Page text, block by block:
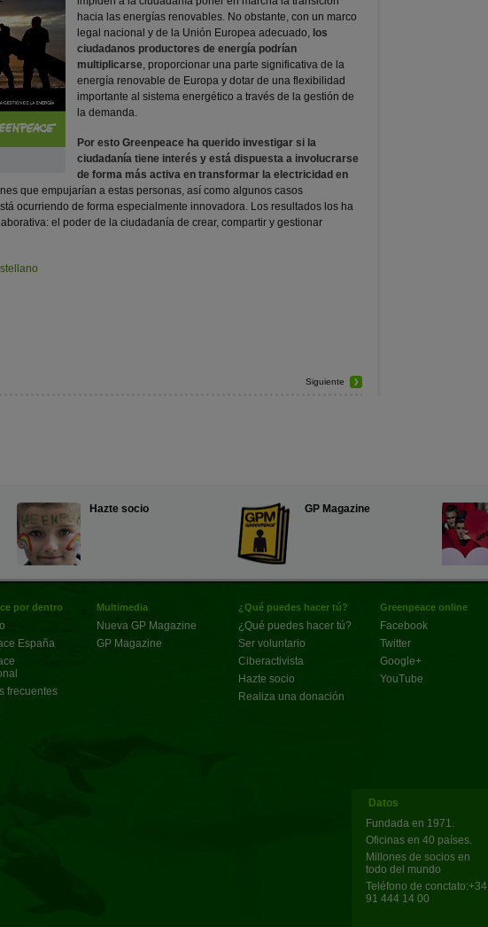
hacia las energías renovables. No obstante, con un marco
legal nacional y de la Unión Europea adecuado, los
ciudadanos productores de energía podrían
multiplicarse, proporcionar una parte significativa de la
energía renovable de Europa y dotar de una flexibilidad
importante al sistema energético a través de la gestión de
la demanda.
Por esto Greenpeace ha querido investigar si la
ciudadanía tiene interés y está dispuesta a involucrarse
de forma más activa en transformar la electricidad en
que empujarían a estas personas, así como algunos casos
ocurriendo de forma especialmente innovadora. Los resultados los ha
el poder de la ciudadanía de crear, compartir y gestionar
Siguiente
Hazte socio GP Magazine
por dentro
España
frecuentes
Multimedia
Nueva GP Magazine
GP Magazine
¿Qué puedes hacer tú?
¿Qué puedes hacer tú?
Ser voluntario
Ciberactivista
Hazte socio
Realiza una donación
Greenpeace online
Facebook
Twitter
Google+
YouTube
Datos
Fundada en 1971.
Oficinas en 40 países.
Millones de socios en
todo del mundo
Teléfono de conctato:+34
91 444 14 00